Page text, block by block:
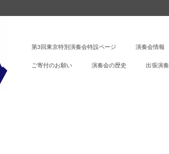
第3回東京特別演奏会特設ページ 演奏会情報
ご寄付のお願い 演奏会の歴史 出張演奏